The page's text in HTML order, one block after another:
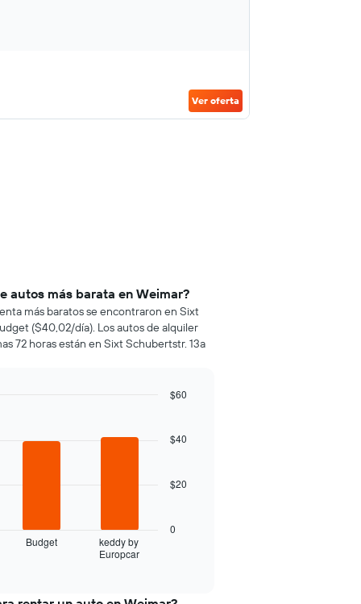
Ver oferta
autos más barata en Weimar?
más baratos se encontraron en Sixt
($40,02/día). Los autos de alquiler
72 horas están en Sixt Schubertstr. 13a
Budget
keddy by
Europcar
0
$20
$40
$60